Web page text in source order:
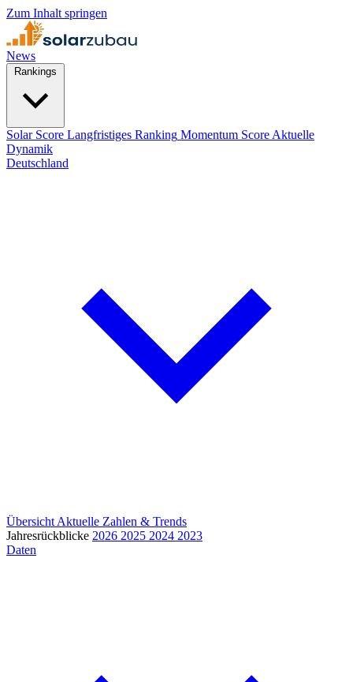
Zum Inhalt springen
News
Solar Score Langfristiges Ranking Momentum Score Aktuelle
Dynamik
Deutschland
Übersicht Aktuelle Zahlen & Trends
Jahresrückblicke 2026 2025 2024 2023
Daten